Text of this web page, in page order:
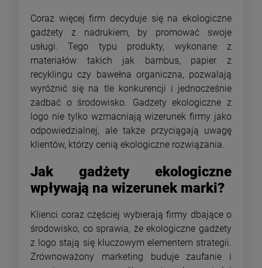
Coraz więcej firm decyduje się na ekologiczne
gadżety z nadrukiem, by promować swoje
usługi. Tego typu produkty, wykonane z
materiałów takich jak bambus, papier z
recyklingu czy bawełna organiczna, pozwalają
wyróżnić się na tle konkurencji i jednocześnie
zadbać o środowisko. Gadżety ekologiczne z
logo nie tylko wzmacniają wizerunek firmy jako
odpowiedzialnej, ale także przyciągają uwagę
klientów, którzy cenią ekologiczne rozwiązania.
Jak gadżety ekologiczne
wpływają na wizerunek marki?
Klienci coraz częściej wybierają firmy dbające o
środowisko, co sprawia, że ekologiczne gadżety
z logo stają się kluczowym elementem strategii.
Zrównoważony marketing buduje zaufanie i